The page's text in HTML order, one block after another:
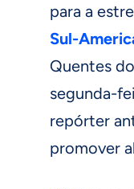
para a
Sul-
Quentes
segunda-
repórter
promover